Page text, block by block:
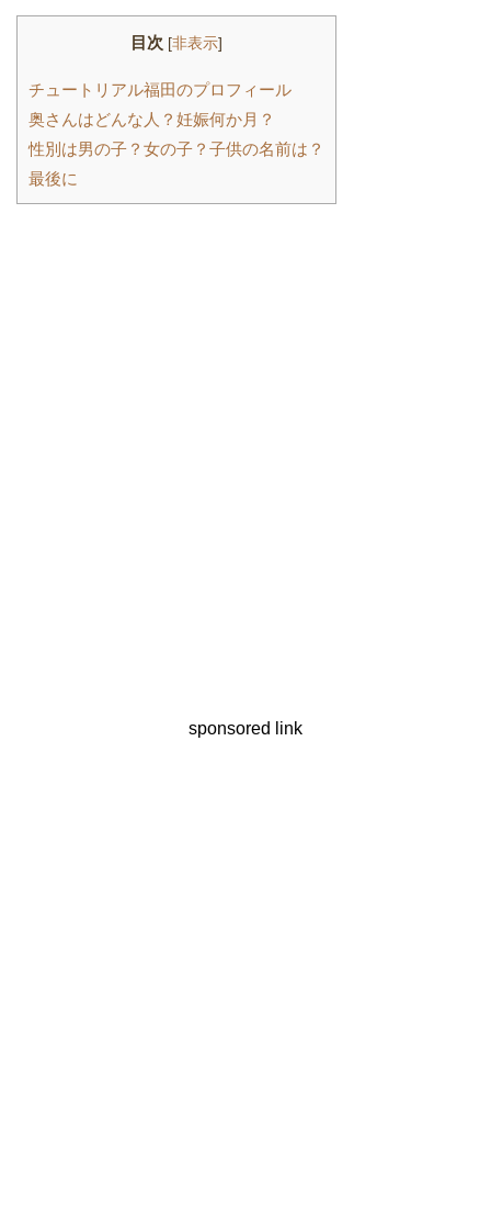
目次 [非表示]
チュートリアル福田のプロフィール
奥さんはどんな人？妊娠何か月？
性別は男の子？女の子？子供の名前は？
最後に
sponsored link